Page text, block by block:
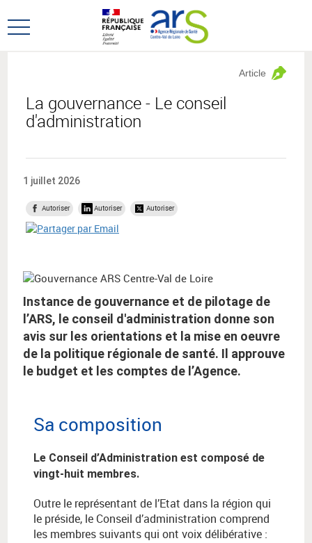
au
menu
au
contenu
Ouvrir
La gouvernance - Le conseil
d'administration
Article
1 juillet 2026
Autoriser Autoriser Autoriser
Instance de gouvernance et de pilotage de
l’ARS, le conseil d'administration donne son
avis sur les orientations et la mise en oeuvre
de la politique régionale de santé. Il approuve
le budget et les comptes de l’Agence.
Sa composition
Le Conseil d’Administration est composé de
vingt-huit membres.
Outre le représentant de l’Etat dans la région qui
le préside, le Conseil d’administration comprend
les membres suivants qui ont voix délibérative :